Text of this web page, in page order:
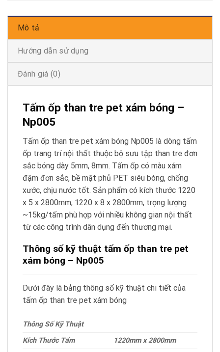
Mô tả
Đánh giá (0)
Hướng dẫn sử dụng
Tấm ốp than tre pet xám bóng –
Np005
Tấm ốp than tre pet xám bóng Np005 là dòng tấm
ốp trang trí nội thất thuộc bộ sưu tập than tre đơn
sắc bóng dày 5mm, 8mm. Tấm ốp có màu xám
đậm đơn sắc, bề mặt phủ PET siêu bóng, chống
xước, chịu nước tốt. Sản phẩm có kích thước 1220
x 5 x 2800mm, 1220 x 8 x 2800mm, trọng lượng
~15kg/tấm phù hợp với nhiều không gian nội thất
từ các công trình dân dụng đến thương mại.
Thông số kỹ thuật tấm ốp than tre pet
xám bóng – Np005
Dưới đây là bảng thông số kỹ thuật chi tiết của
tấm ốp than tre pet xám bóng
Thông Số Kỹ Thuật
Kích Thước Tấm
1220mm x 2800mm